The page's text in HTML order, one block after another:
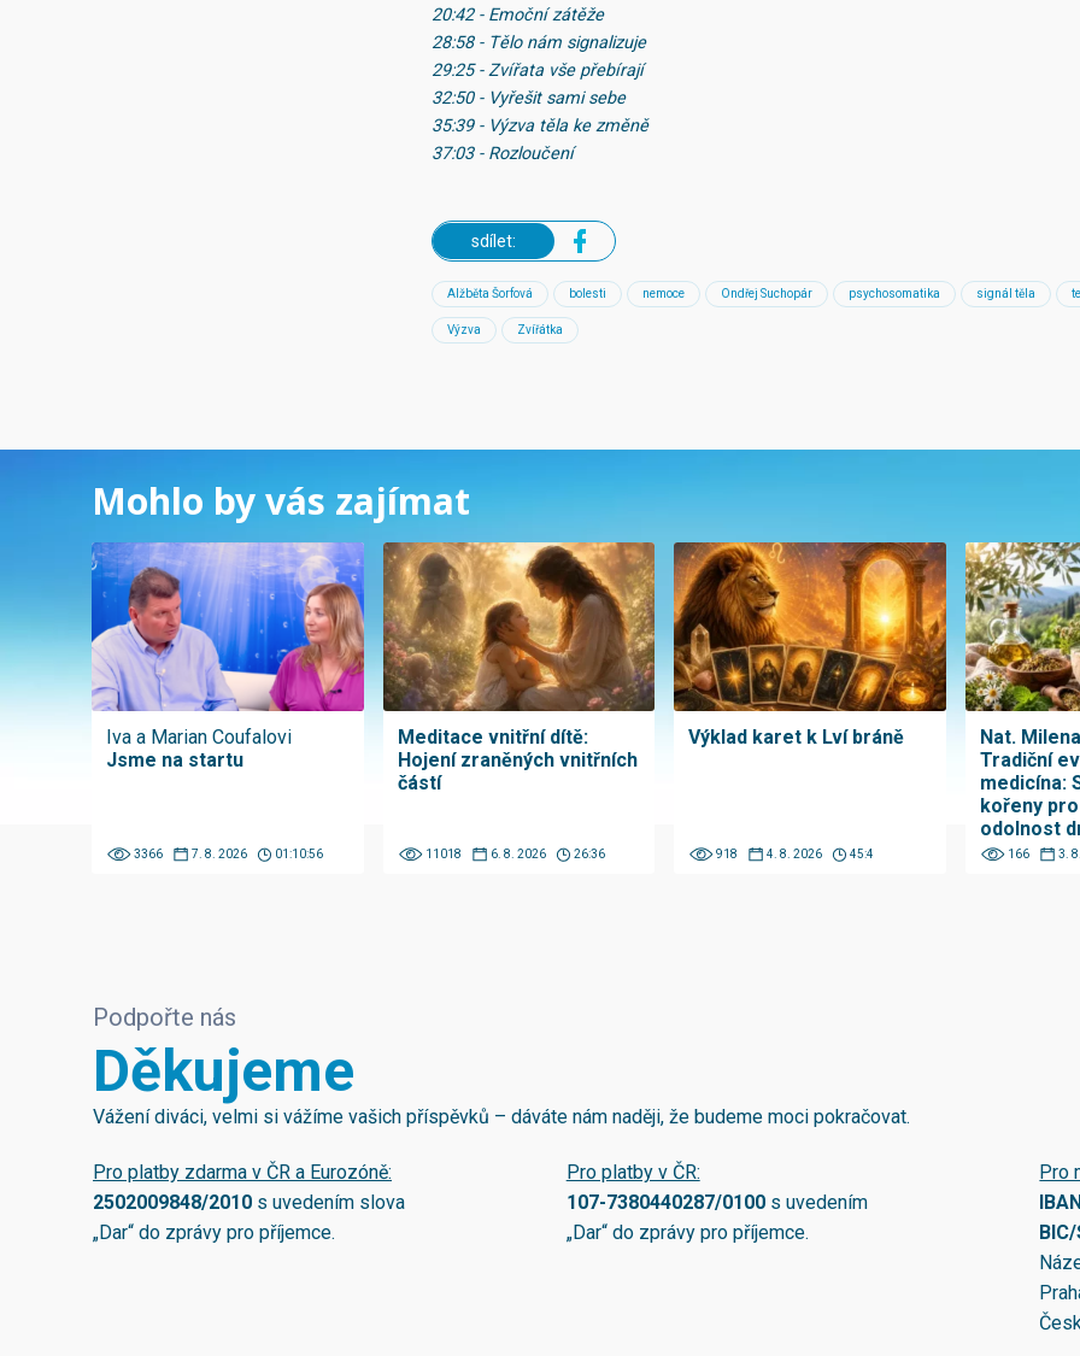
20:42 - Emoční zátěže
28:58 - Tělo nám signalizuje
29:25 - Zvířata vše přebírají
32:50 - Vyřešit sami sebe
35:39 - Výzva těla ke změně
37:03 - Rozloučení
sdílet:
Alžběta Šorfová bolesti nemoce Ondřej Suchopár psychosomatika signál těla
Výzva Zvířátka
Mohlo by vás zajímat
Iva a Marian Coufalovi
Jsme na startu
3366 7. 8. 2026 01:10:56
Meditace vnitřní dítě:
Hojení zraněných vnitřních
částí
11018 6. 8. 2026 26:36
Výklad karet k Lví bráně
918 4. 8. 2026 45:4
Nat.
Tradiční
medicína:
kořeny
odolnost
166 3.
Podpořte nás
Děkujeme
Vážení diváci, velmi si vážíme vašich příspěvků – dáváte nám naději, že budeme moci pokračovat.
Pro platby zdarma v ČR a Eurozóně:
2502009848/2010 s uvedením slova
„Dar“ do zprávy pro příjemce.
Pro platby v ČR:
107-7380440287/0100s uvedením
„Dar“ do zprávy pro příjemce.
Pro